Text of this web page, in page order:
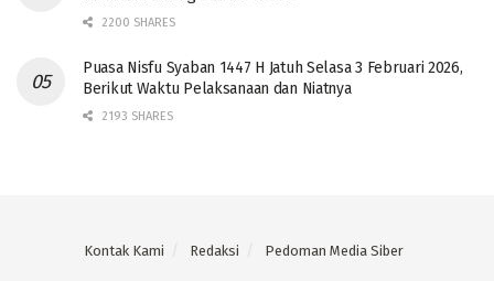
2200 SHARES
Puasa Nisfu Syaban 1447 H Jatuh Selasa 3 Februari 2026,
Berikut Waktu Pelaksanaan dan Niatnya
2193 SHARES
Kontak Kami Redaksi Pedoman Media Siber